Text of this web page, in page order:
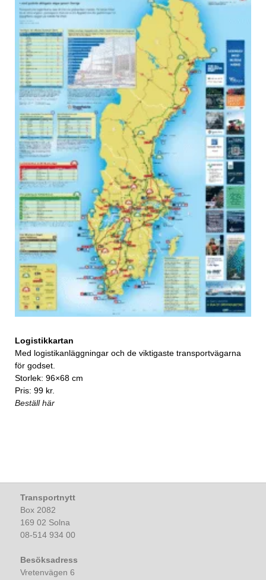
Logistikkartan
Med logistikanläggningar och de viktigaste transportvägarna
för godset.
Storlek: 96×68 cm
Pris: 99 kr.
Beställ här
Transportnytt
Box 2082
169 02 Solna
08-514 934 00
Besöksadress
Vretenvägen 6